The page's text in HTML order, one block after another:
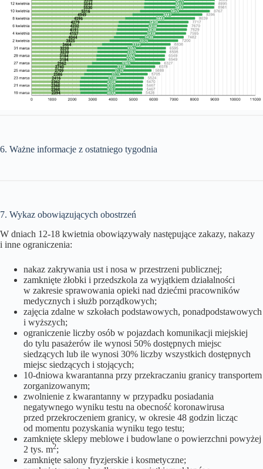
6. Ważne informacje z ostatniego tygodnia
7. Wykaz obowiązujących obostrzeń
W dniach 12-18 kwietnia obowiązywały następujące zakazy, nakazy
i inne ograniczenia:
nakaz zakrywania ust i nosa w przestrzeni publicznej;
zamknięte żłobki i przedszkola za wyjątkiem działalności
w zakresie sprawowania opieki nad dziećmi pracowników
medycznych i służb porządkowych;
zajęcia zdalne w szkołach podstawowych, ponadpodstawowych
i wyższych;
ograniczenie liczby osób w pojazdach komunikacji miejskiej
do tylu pasażerów ile wynosi 50% dostępnych miejsc
siedzących lub ile wynosi 30% liczby wszystkich dostępnych
miejsc siedzących i stojących;
10-dniowa kwarantanna przy przekraczaniu granicy transportem
zorganizowanym;
zwolnienie z kwarantanny w przypadku posiadania
negatywnego wyniku testu na obecność koronawirusa
przed przekroczeniem granicy, w okresie 48 godzin licząc
od momentu pozyskania wyniku tego testu;
zamknięte sklepy meblowe i budowlane o powierzchni powyżej
2 tys. m2;
zamknięte salony fryzjerskie i kosmetyczne;